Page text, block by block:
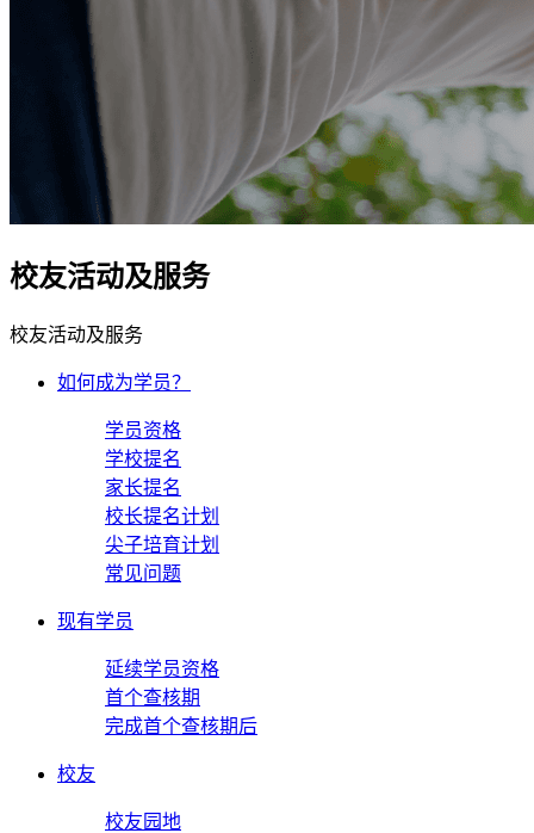
校友活动及服务
校友活动及服务
如何成为学员？
学员资格
学校提名
家长提名
校长提名计划
尖子培育计划
常见问题
现有学员
延续学员资格
首个查核期
完成首个查核期后
校友
校友园地